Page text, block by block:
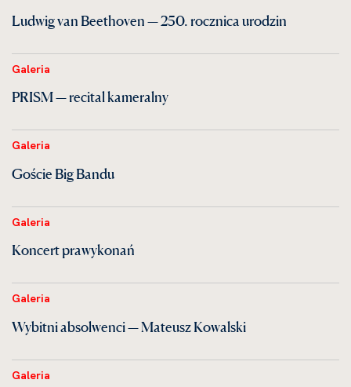
Ludwig van Beethoven — 250. rocznica urodzin
Galeria
PRISM — recital kameralny
Galeria
Goście Big Bandu
Galeria
Koncert prawykonań
Galeria
Wybitni absolwenci — Mateusz Kowalski
Galeria